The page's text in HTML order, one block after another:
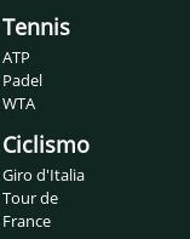
Tennis
ATP
Padel
WTA
Ciclismo
Giro d'Italia
Tour de
France